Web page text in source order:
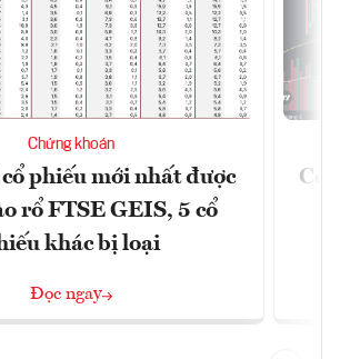
Chứng khoán
phiếu mới nhất được
rổ FTSE GEIS, 5 cổ
khác bị loại
Đọc ngay
Có